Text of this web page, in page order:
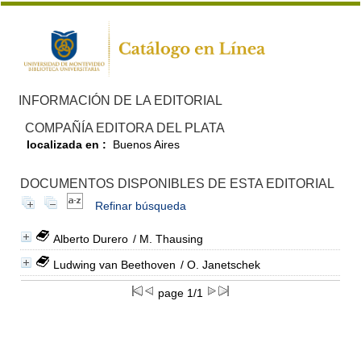
INFORMACIÓN DE LA EDITORIAL
COMPAÑÍA EDITORA DEL PLATA
localizada en : Buenos Aires
DOCUMENTOS DISPONIBLES DE ESTA EDITORIAL
Refinar búsqueda
Alberto Durero / M. Thausing
Ludwing van Beethoven / O. Janetschek
page 1/1